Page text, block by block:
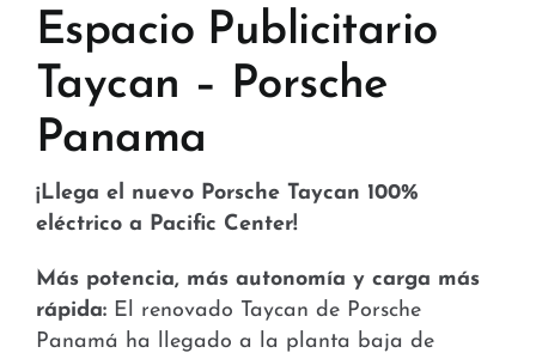
Stores and Convenience
Hospital and Health
Services and Amenities
News
FAQ
Espacio Publicitario
Taycan – Porsche
Panama
¡Llega el nuevo Porsche Taycan 100%
eléctrico a Pacific Center!
Más potencia, más autonomía y carga más
rápida:El renovado Taycan de Porsche
Panamá ha llegado a la planta baja de